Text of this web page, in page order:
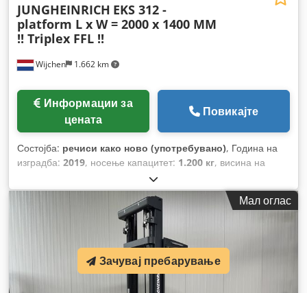
Wijchen 1.662 km
JUNGHEINRICH EKS 312 -
platform L x W = 2000 x 1400 MM
!! Triplex FFL !!
цената
Повикајте
Состојба: речиси како ново (употребувано), Година на
изградба: 2019, носење капацитет: 1.200 кг, висина на
, градежна височина:
работни часови:1.874 h, тип на гориво:електричен, тип на
јарбол:
Мал оглас
Зачувај пребарување